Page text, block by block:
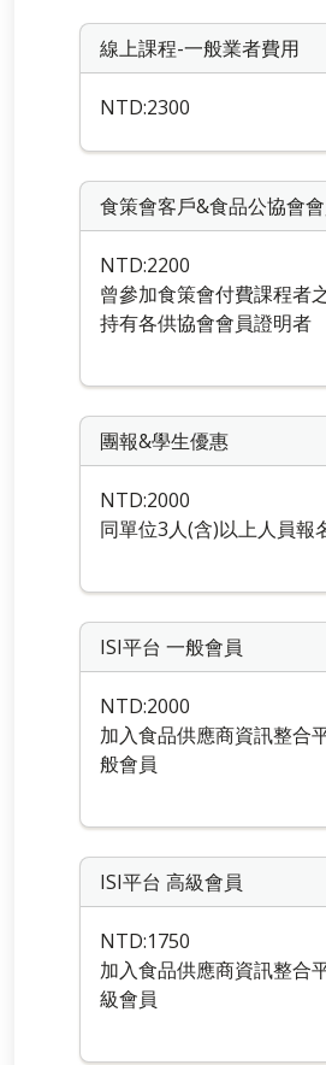
線上課程-一般業者費用
NTD:2300
食策會客戶&食品公協會
NTD:2200
曾參加食策會付費課程者
持有各供協會會員證明者
團報&學生優惠
NTD:2000
同單位3人(含)以上人員報
ISI平台 一般會員
NTD:2000
加入食品供應商資訊整合
般會員
ISI平台 高級會員
NTD:1750
加入食品供應商資訊整合
級會員